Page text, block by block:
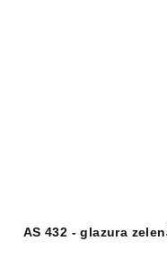
AS 432 - glazura